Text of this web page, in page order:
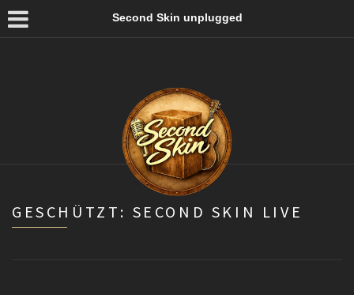
Second Skin unplugged
GESCHÜTZT: SECOND SKIN LIVE